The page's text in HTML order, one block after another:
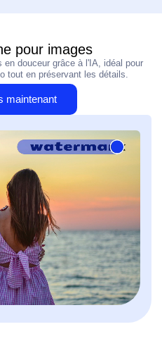
pour images
douceur grâce à l'IA, idéal pour
tout en préservant les détails.
maintenant